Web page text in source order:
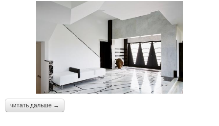
читать дальше →